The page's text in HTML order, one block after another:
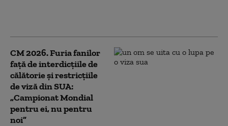
CM 2026. Furia fanilor
față de interdicțiile de
călătorie și restricțiile
de viză din SUA:
„Campionat Mondial
pentru ei, nu pentru
noi”